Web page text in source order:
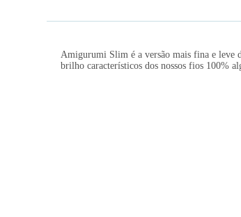
Amigurumi Slim é a versão mais fina e leve
brilho característicos dos nossos fios 100%